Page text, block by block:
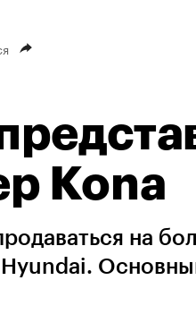
Kona
на